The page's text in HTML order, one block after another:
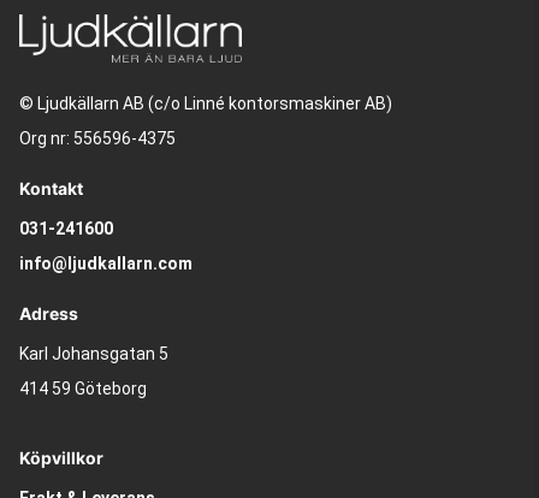
© Ljudkällarn AB (c/o Linné kontorsmaskiner AB)
Org nr: 556596-4375
Kontakt
031-241600
info@ljudkallarn.com
Adress
Karl Johansgatan 5
414 59 Göteborg
Köpvillkor